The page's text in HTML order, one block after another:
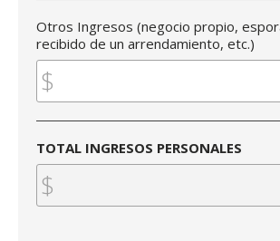
Otros Ingresos (negocio propio,
recibido de un arrendamiento, etc.)
TOTAL INGRESOS PERSONALES